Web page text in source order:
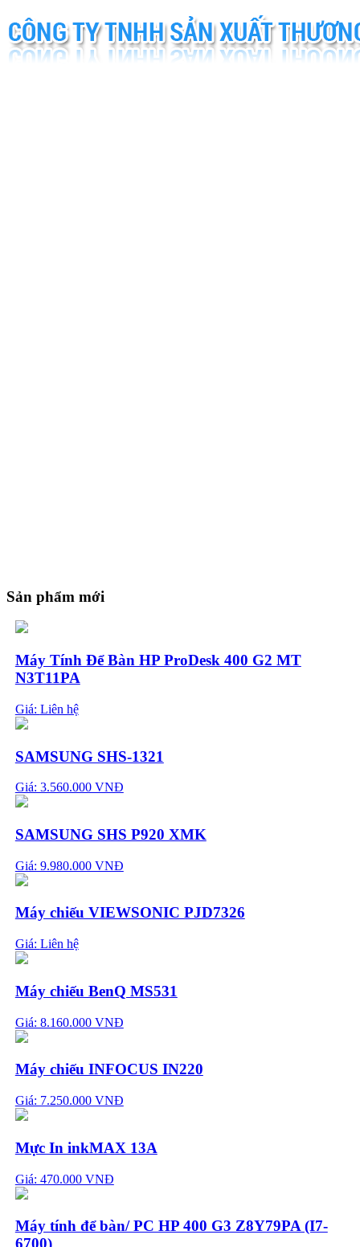
Sản phẩm mới
Máy Tính Để Bàn HP ProDesk 400 G2 MT
N3T11PA
Giá: Liên hệ
SAMSUNG SHS-1321
Giá: 3.560.000 VNĐ
SAMSUNG SHS P920 XMK
Giá: 9.980.000 VNĐ
Máy chiếu VIEWSONIC PJD7326
Giá: Liên hệ
Máy chiếu BenQ MS531
Giá: 8.160.000 VNĐ
Máy chiếu INFOCUS IN220
Giá: 7.250.000 VNĐ
Mực In inkMAX 13A
Giá: 470.000 VNĐ
Máy tính để bàn/ PC HP 400 G3 Z8Y79PA (I7-
6700)